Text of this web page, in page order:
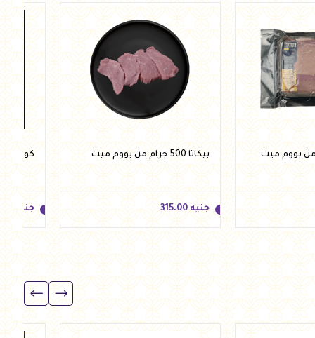
أضف للسلة أضف للسلة
بيكاتا 500 جرام من بووم ميت
جنيه 315.00
جنيه 315.00
كولاته 500 جرام من بووم ميت
جنيه
جنيه